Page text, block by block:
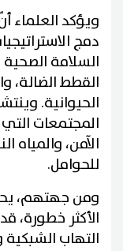
ويؤكد العلماء
دمج
السلامة
القطط الضالة،
الحيوانية.
المجتمعات التي
الآمن، والمياه
للحوامل.
ومن جهتهم،
الأكثر خطورة،
التهاب